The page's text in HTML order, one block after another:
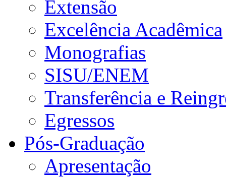
Extensão
Excelência Acadêmica
Monografias
SISU/ENEM
Transferência e
Egressos
Pós-Graduação
Apresentação